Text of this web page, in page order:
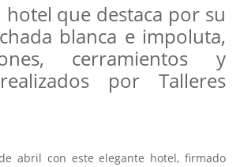
hotel que destaca por su
blanca e impoluta,
cerramientos y
por Talleres
abril con este elegante hotel, firmado